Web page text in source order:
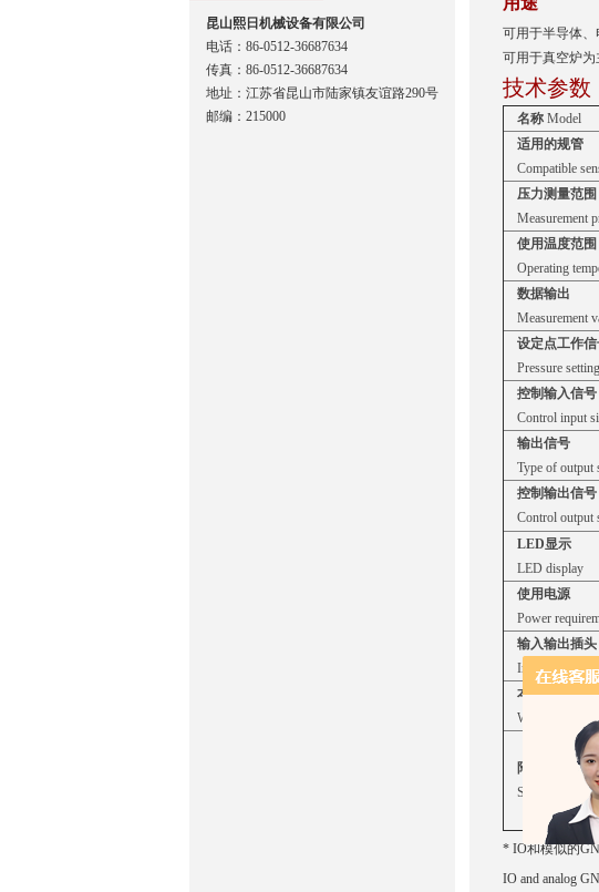
可用于半导体、
可用于真空炉为
技术参数
名称Model
适用的规管
Compatible
压力测量范围
Measurement
使用温度范围
Operating
数据输出
Measurement
设定点工作信
Pressure
控制输入信号
Control input
输出信号
Type of output
控制输出信号
Control output
LED显示
LED display
使用电源
Power
输入输出插
Input/Output
本体重量
Weight
附件
Standard
* IO和模似的
IO and analog
昆山熙日机械设备有限公司
电话：86-0512-36687634
传真：86-0512-36687634
地址：江苏省昆山市陆家镇友谊路290号
邮编：215000